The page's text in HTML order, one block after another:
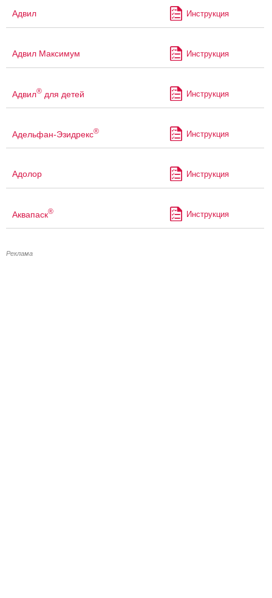
Адвил Инструкция
Адвил Максимум Инструкция
Адвил® для детей Инструкция
Адельфан-Эзидрекс® Инструкция
Адолор Инструкция
Аквапаск® Инструкция
Реклама